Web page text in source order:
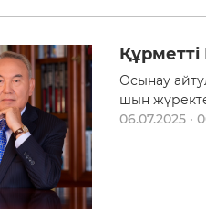
Осынау
шын
06.07.2025 ·